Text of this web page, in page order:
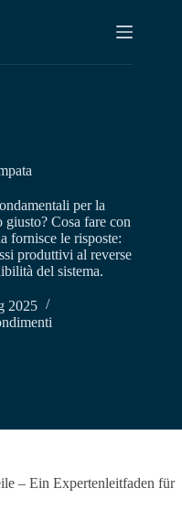
per la
giusto? Cosa fare con
fornisce le risposte:
produttivi al reverse
del sistema.
2025
– Ein Expertenleitfaden für